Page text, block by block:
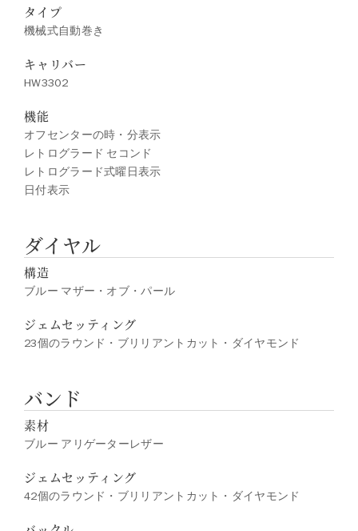
タイプ
機械式自動巻き
キャリバー
HW3302
機能
オフセンターの時・分表示
レトログラード セコンド
レトログラード式曜日表示
日付表示
ダイヤル
構造
ブルー マザー・オブ・パール
ジェムセッティング
23個のラウンド・ブリリアントカット・ダイヤモンド
バンド
素材
ブルー アリゲーターレザー
ジェムセッティング
42個のラウンド・ブリリアントカット・ダイヤモンド